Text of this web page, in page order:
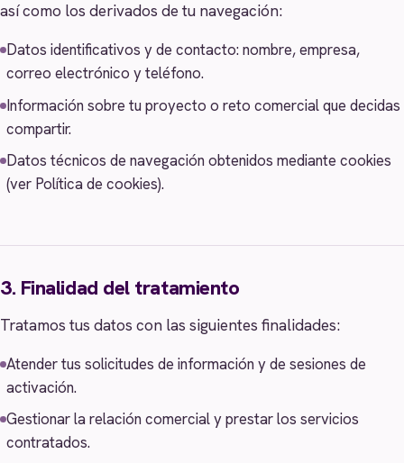
así como los derivados de tu navegación:
Datos identificativos y de contacto: nombre, empresa,
correo electrónico y teléfono.
Información sobre tu proyecto o reto comercial que decidas
compartir.
Datos técnicos de navegación obtenidos mediante cookies
(ver Política de cookies).
3. Finalidad del tratamiento
Tratamos tus datos con las siguientes finalidades:
Atender tus solicitudes de información y de sesiones de
activación.
Gestionar la relación comercial y prestar los servicios
contratados.